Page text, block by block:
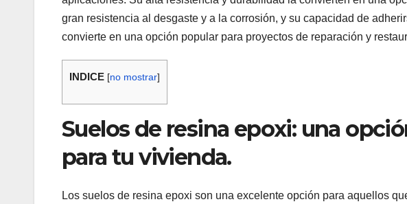
gran resistencia al desgaste y a la corrosión, y su capacidad de
convierte en una opción popular para proyectos de reparación y
INDICE [no mostrar]
Suelos de resina epoxi: una
para tu vivienda.
Los suelos de resina epoxi son una excelente opción para aquellos